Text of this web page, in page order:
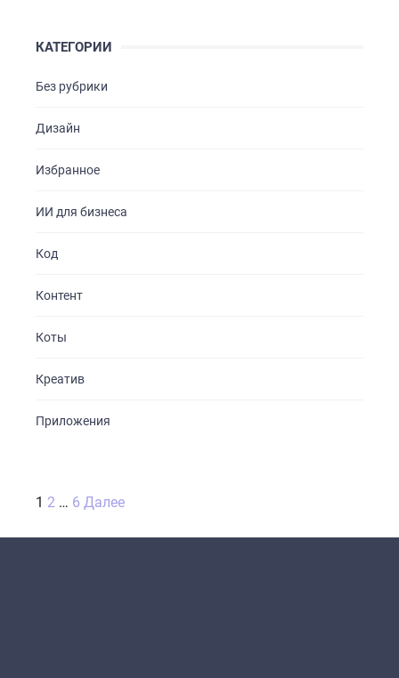
КАТЕГОРИИ
Без рубрики
Дизайн
Избранное
ИИ для бизнеса
Код
Контент
Коты
Креатив
Приложения
Пагинация
1 2 … 6 Далее